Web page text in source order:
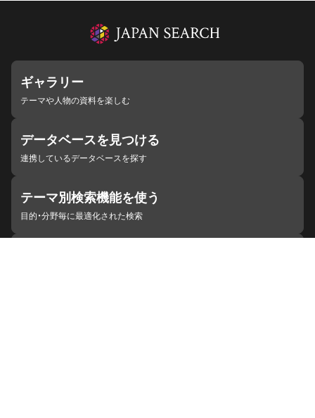
ギャラリー
テーマや人物の資料を楽しむ
データベースを見つける
連携しているデータベースを探す
テーマ別検索機能を使う
目的・分野毎に最適化された検索